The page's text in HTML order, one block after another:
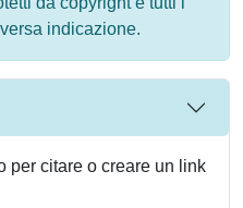
indicazione.
per citare o creare un link